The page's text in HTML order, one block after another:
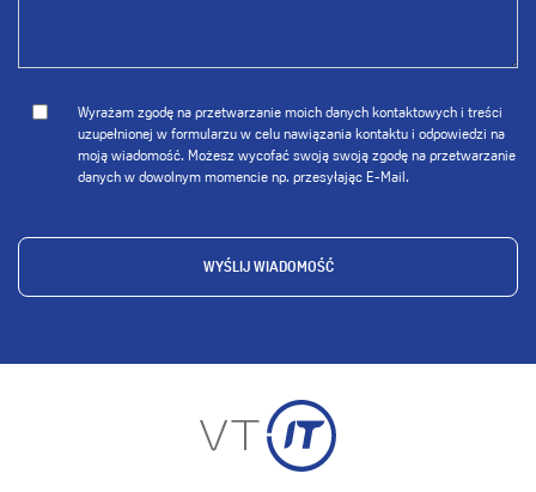
Wyrażam zgodę na przetwarzanie moich danych kontaktowych i treści
uzupełnionej w formularzu w celu nawiązania kontaktu i odpowiedzi na
moją wiadomość. Możesz wycofać swoją swoją zgodę na przetwarzanie
danych w dowolnym momencie np. przesyłając E-Mail.